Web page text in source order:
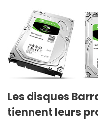
Les disques
tiennent leurs